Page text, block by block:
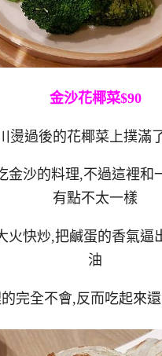
金沙花椰菜$90
燙過後的花椰菜上撲滿
金沙的料理,不過這裡和
有點不太一樣
火快炒,把鹹蛋的香氣逼
油
完全不會,反而吃起來